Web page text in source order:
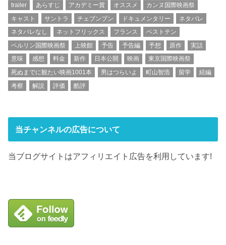
trailer
あらすじ アカデミー賞 オススメ
カンヌ国際映画祭
キャスト
サントラ チェブンブン ドキュメンタリー
ネタバレ
ネタバレなし
ネットフリックス フランス
ベストテン
ベルリン国際映画祭
上映館 予告 予告編 予想 原作
実話
意味
感想 料金 新作 日本公開 映画
東京国際映画祭
死ぬまでに観たい映画1001本
男はつらいよ 町山智浩 留学
続編
考察
解説 評価 酷評
当チャンネルの広告について
当ブログサイトはアフィリエイト広告を利用しています!